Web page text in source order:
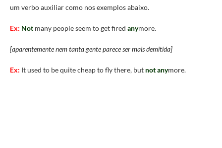
um verbo auxiliar como nos exemplos abaixo.
Ex: Not many people seem to get fired anymore.
[aparentemente nem tanta gente parece ser mais demitida]
Ex: It used to be quite cheap to fly there, but notanymore.